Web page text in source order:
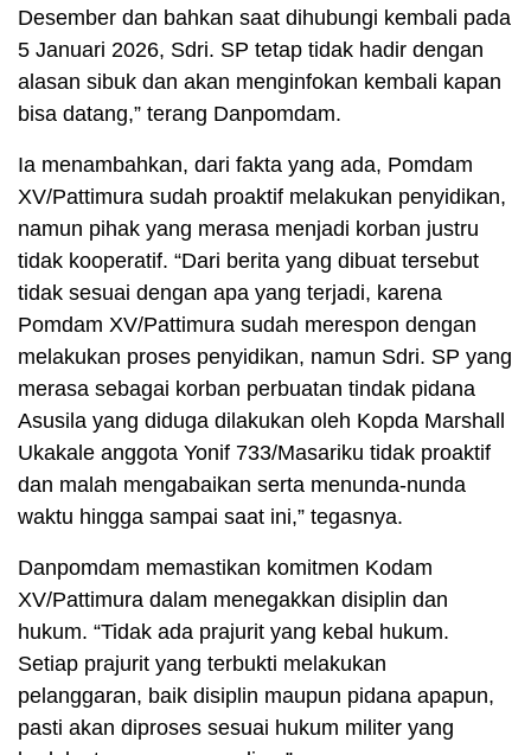
Desember dan bahkan saat dihubungi kembali pada
5 Januari 2026, Sdri. SP tetap tidak hadir dengan
alasan sibuk dan akan menginfokan kembali kapan
bisa datang,” terang Danpomdam.
​Ia menambahkan, dari fakta yang ada, Pomdam
XV/Pattimura sudah proaktif melakukan penyidikan,
namun pihak yang merasa menjadi korban justru
tidak kooperatif. “Dari berita yang dibuat tersebut
tidak sesuai dengan apa yang terjadi, karena
Pomdam XV/Pattimura sudah merespon dengan
melakukan proses penyidikan, namun Sdri. SP yang
merasa sebagai korban perbuatan tindak pidana
Asusila yang diduga dilakukan oleh Kopda Marshall
Ukakale anggota Yonif 733/Masariku tidak proaktif
dan malah mengabaikan serta menunda-nunda
waktu hingga sampai saat ini,” tegasnya.
​Danpomdam memastikan komitmen Kodam
XV/Pattimura dalam menegakkan disiplin dan
hukum. “Tidak ada prajurit yang kebal hukum.
Setiap prajurit yang terbukti melakukan
pelanggaran, baik disiplin maupun pidana apapun,
pasti akan diproses sesuai hukum militer yang